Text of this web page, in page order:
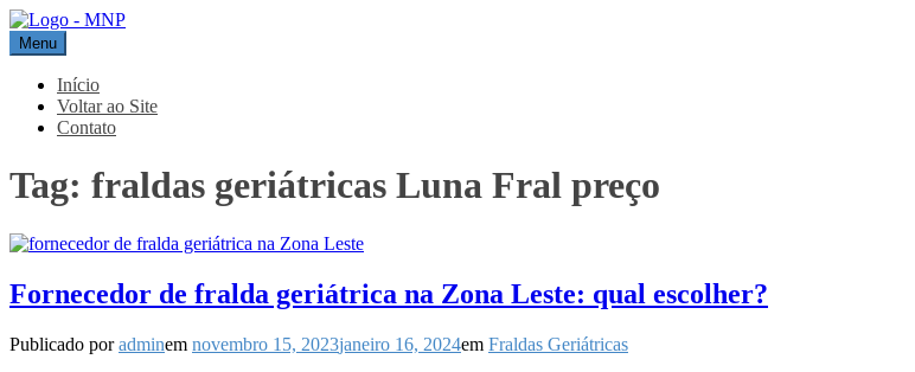
Pular
para
o
conteúdo
MNP
Blog
Menu
Início
Voltar ao Site
Contato
Tag: fraldas geriátricas Luna Fral preço
Fornecedor de fralda geriátrica na Zona Leste: qual escolher?
Publicado poradminem novembro 15, 2023janeiro 16, 2024em Fraldas Geriátricas